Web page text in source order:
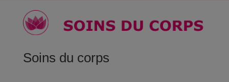
Soins du corps